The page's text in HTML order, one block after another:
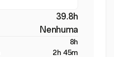
39.8h
Nenhuma
8h
2h 45m